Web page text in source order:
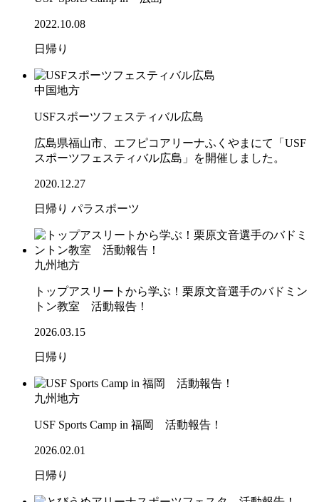
2022.10.08
日帰り
中国地方
USFスポーツフェスティバル広島
広島県福山市、エフピコアリーナふくやまにて「USF
スポーツフェスティバル広島」を開催しました。
2020.12.27
日帰り パラスポーツ
九州地方
トップアスリートから学ぶ！栗原文音選手のバドミン
トン教室 活動報告！
2026.03.15
日帰り
九州地方
USF Sports Camp in 福岡 活動報告！
2026.02.01
日帰り